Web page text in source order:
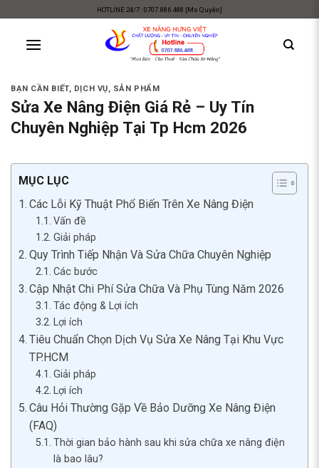
content
HOTLINE 24/7 : 0707.886.488 [Ms Quyên]
BẠN CẦN BIẾT, DỊCH VỤ, SẢN PHẨM
Sửa Xe Nâng Điện Giá Rẻ – Uy Tín
Chuyên Nghiệp Tại Tp Hcm 2026
MỤC LỤC
Các Lỗi Kỹ Thuật Phổ Biến Trên Xe Nâng Điện
Vấn đề
Giải pháp
Quy Trình Tiếp Nhận Và Sửa Chữa Chuyên Nghiệp
Các bước
Cập Nhật Chi Phí Sửa Chữa Và Phụ Tùng Năm 2026
Tác động & Lợi ích
Lợi ích
Tiêu Chuẩn Chọn Dịch Vụ Sửa Xe Nâng Tại Khu Vực
TP.HCM
Giải pháp
Lợi ích
Câu Hỏi Thường Gặp Về Bảo Dưỡng Xe Nâng Điện
(FAQ)
Thời gian bảo hành sau khi sửa chữa xe nâng điện
là bao lâu?